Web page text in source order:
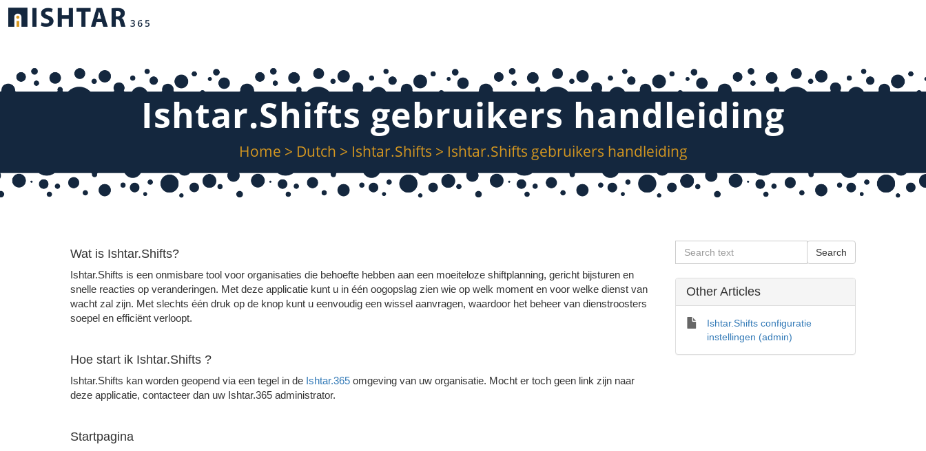
Ishtar.Shifts gebruikers handleiding
Home > Dutch > Ishtar.Shifts > Ishtar.Shifts gebruikers handleiding
Wat is Ishtar.Shifts?
Ishtar.Shifts is een onmisbare tool voor organisaties die behoefte hebben aan een moeiteloze shiftplanning, gericht bijsturen en
snelle reacties op veranderingen. Met deze applicatie kunt u in één oogopslag zien wie op welk moment en voor welke dienst van
wacht zal zijn. Met slechts één druk op de knop kunt u eenvoudig een wissel aanvragen, waardoor het beheer van dienstroosters
soepel en efficiënt verloopt.
Hoe start ik Ishtar.Shifts ?
Ishtar.Shifts kan worden geopend via een tegel in de Ishtar.365 omgeving van uw organisatie. Mocht er toch geen link zijn naar
deze applicatie, contacteer dan uw Ishtar.365 administrator.
Startpagina
Other Articles
Ishtar.Shifts configuratie
instellingen (admin)